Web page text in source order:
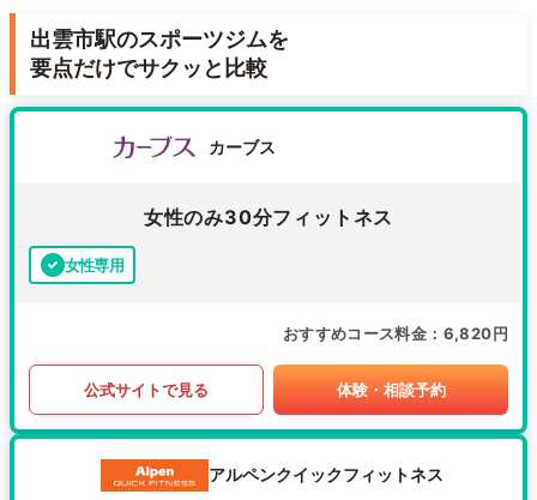
出雲市駅のスポーツジムを
要点だけでサクッと比較
カーブス
女性のみ30分フィットネス
女性専用
おすすめコース料金 6,820円
公式サイトで見る 体験・相談予約
アルペンクイックフィットネス